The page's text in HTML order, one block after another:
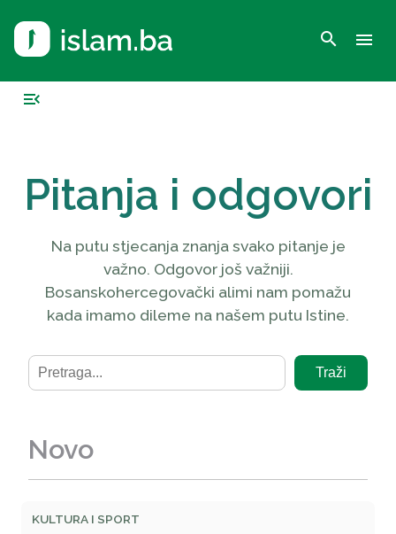
search menu
menu_open
Pitanja i odgovori
Na putu stjecanja znanja svako pitanje je
važno. Odgovor još važniji.
Bosanskohercegovački alimi nam pomažu
kada imamo dileme na našem putu Istine.
Traži
Novo
KULTURA I SPORT